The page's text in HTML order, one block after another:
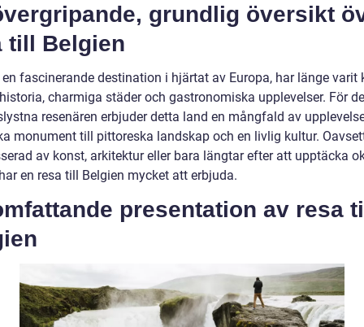
grundlig översikt
till Belgien
en fascinerande destination i hjärtat av Europa, har länge varit
charmiga städer och gastronomiska upplevelser. För
resenären erbjuder detta land en mångfald av
monument till pittoreska landskap och en livlig kultur.
av konst, arkitektur eller bara längtar efter att upptäcka
en resa till Belgien mycket att erbjuda.
presentation av resa